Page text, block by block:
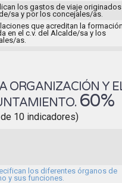
los gastos de viaje
sa y por los concejales/as.
que acreditan la
en el c.v. del Alcalde/sa y los
as.
ORGANIZACIÓN Y
60%
10 indicadores)
los diferentes órganos de
y sus funciones.